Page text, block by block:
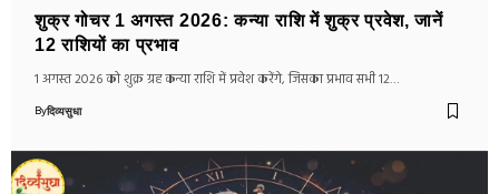
शुक्र गोचर 1 अगस्त 2026: कन्या राशि में शुक्र प्रवेश, जानें
12 राशियों का प्रभाव
1 अगस्त 2026 को शुक्र ग्रह कन्या राशि में प्रवेश करेंगे, जिसका प्रभाव सभी 12…
Byदिव्यसुधा